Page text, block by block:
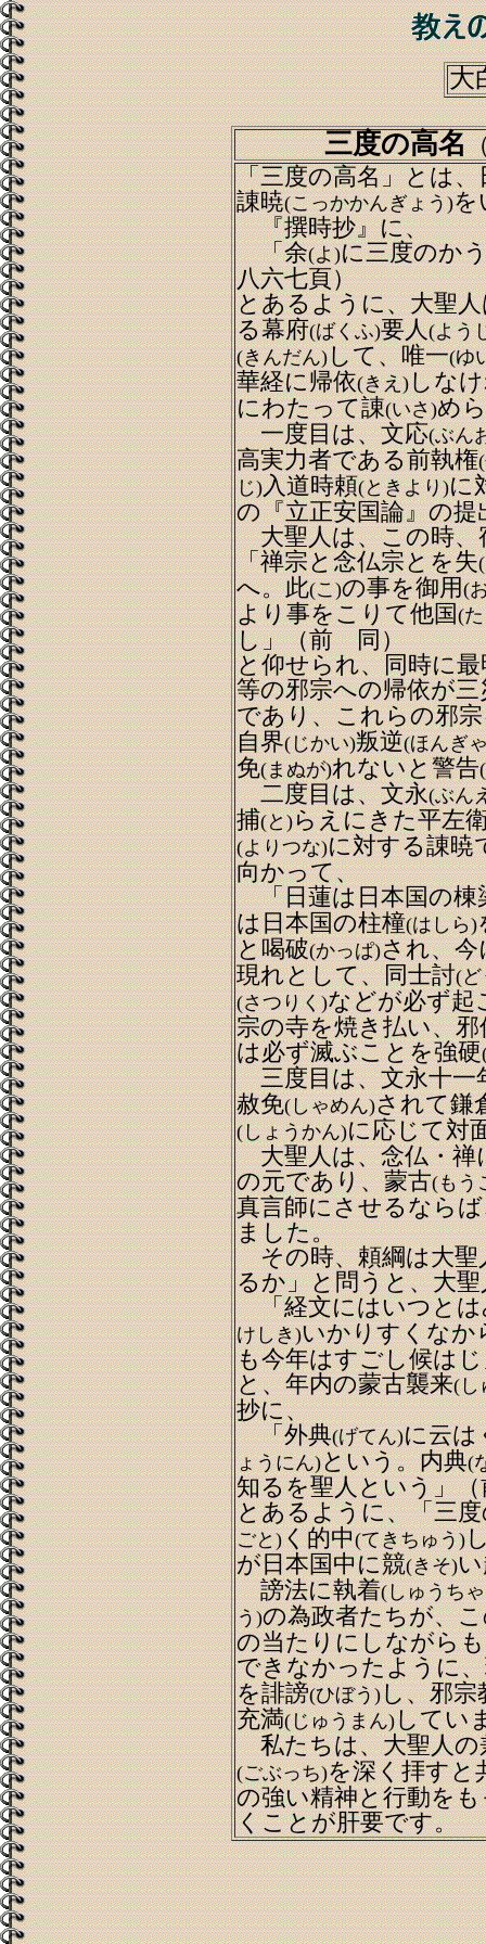
大
三度の高名
「三度の高名」とは
諌暁(こっかかんぎょう)を
『撰時抄』に、
「余(よ)に三度のか
八六七頁）
とあるように、大聖
る幕府(ばくふ)要人(よう
(きんだん)して、唯一(ゆ
華経に帰依(きえ)しな
にわたって諌(いさ)め
一度目は、文応(ぶん
高実力者である前執権
じ)入道時頼(ときより)に
の『立正安国論』の提
大聖人は、この時、
「禅宗と念仏宗とを失
へ。此(こ)の事を御用(
より事をこりて他国(
し」（前 同）
と仰せられ、同時に
等の邪宗への帰依が三
であり、これらの邪
自界(じかい)叛逆(ほんぎ
免(まぬが)れないと警告
二度目は、文永(ぶん
捕(と)らえにきた平左
(よりつな)に対する諌暁
向かって、
「日蓮は日本国の棟
は日本国の柱橦(はしら)
と喝破(かっぱ)され、今
現れとして、同士討(ど
(さつりく)などが必ず起
宗の寺を焼き払い、
は必ず滅ぶことを強硬
三度目は、文永十一
赦免(しゃめん)されて鎌
(しょうかん)に応じて対
大聖人は、念仏・禅
の元であり、蒙古(もう
真言師にさせるなら
ました。
その時、頼綱は大聖
るか」と問うと、大聖
「経文にはいつとは
けしき)いかりすくなか
も今年はすごし候は
と、年内の蒙古襲来(し
抄に、
「外典(げてん)に云は
ょうにん)という。内典(
知るを聖人という」
とあるように、「三
ごと)く的中(てきちゅう)
が日本国中に競(きそ)
謗法に執着(しゅうち
う)の為政者たちが、
の当たりにしながら
できなかったように
を誹謗(ひぼう)し、邪宗
充満(じゅうまん)してい
私たちは、大聖人の
(ごぶっち)を深く拝すと
の強い精神と行動を
くことが肝要です。